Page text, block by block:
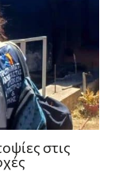
στις